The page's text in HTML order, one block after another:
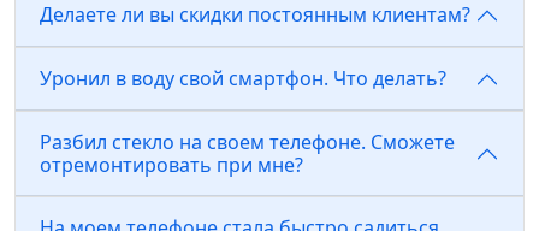
Делаете ли вы скидки постоянным клиентам?
Уронил в воду свой смартфон. Что делать?
Разбил стекло на своем телефоне. Сможете
отремонтировать при мне?